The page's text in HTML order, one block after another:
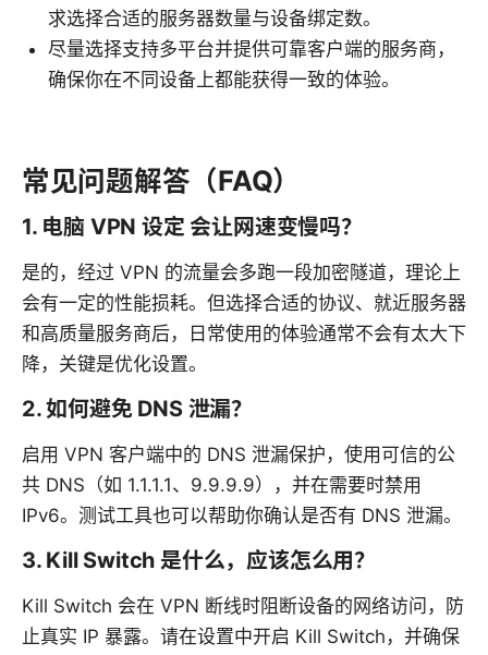
求选择合适的服务器数量与设备绑定数。
尽量选择支持多平台并提供可靠客户端的服务商，
确保你在不同设备上都能获得一致的体验。
常见问题解答（FAQ）
1. 电脑 VPN 设定 会让网速变慢吗？
是的，经过 VPN 的流量会多跑一段加密隧道，理论上
会有一定的性能损耗。但选择合适的协议、就近服务器
和高质量服务商后，日常使用的体验通常不会有太大下
降，关键是优化设置。
2. 如何避免 DNS 泄漏？
启用 VPN 客户端中的 DNS 泄漏保护，使用可信的公
共 DNS（如 1.1.1.1、9.9.9.9），并在需要时禁用
IPv6。测试工具也可以帮助你确认是否有 DNS 泄漏。
3. Kill Switch 是什么，应该怎么用？
Kill Switch 会在 VPN 断线时阻断设备的网络访问，防
止真实 IP 暴露。请在设置中开启 Kill Switch，并确保